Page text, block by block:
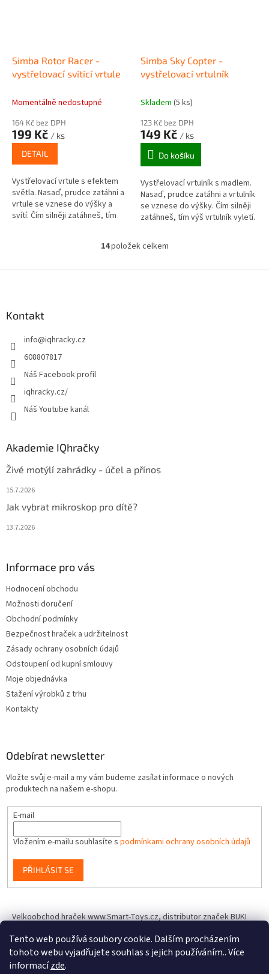
Tento web používá soubory cookie. Dalším procházením
tohoto webu vyjadřujete souhlas s jejich používáním.. Více
informacízde.
Simba Rotor Racer -
vystřelovací svítící vrtule
Momentálně nedostupné
164 Kč bez DPH
199 Kč / ks
DETAIL
Vystřelovací vrtule s efektem
světla. Nasaď, prudce zatáhni a
vrtule se vznese do výšky a
svítí. Čím silněji zatáhneš, tím
Simba Sky Copter -
vystřelovací vrtulník
Skladem (5 ks)
123 Kč bez DPH
149 Kč / ks
Do košíku
Vystřelovací vrtulník s madlem.
Nasaď, prudce zatáhni a vrtulník
se vznese do výšky. Čím silněji
zatáhneš, tím výš vrtulník vyletí.
O
l
14položek celkem
Kontakt
info@iqhracky.cz
608807817
Náš Facebook profil
iqhracky.cz/
Náš Youtube kanál
Akademie IQhračky
Živé motýlí zahrádky - účel a přínos
15.7.2026
Jak vybrat mikroskop pro dítě?
13.7.2026
Informace pro vás
Hodnocení obchodu
Možnosti doručení
Obchodní podmínky
Bezpečnost hraček a udržitelnost
Zásady ochrany osobních údajů
Odstoupení od kupní smlouvy
Moje objednávka
Stažení výrobků z trhu
Kontakty
Odebírat newsletter
Vložte svůj e-mail a my vám budeme zasílat informace o nových
produktech na našem e-shopu.
E-mail
Vložením e-mailu souhlasíte s podmínkami ochrany osobních údajů
PŘIHLÁSIT SE
Velkoobchod hraček www.Smart-Toys.cz, distributor značek BUKI